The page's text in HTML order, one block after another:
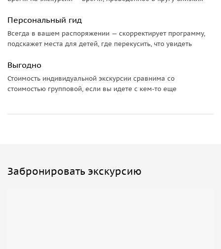
Важно знать:
Мы можем забрать гостей из любого удобного места —
или Варненской области.
В стоимость экскурсии включено:
• трансфер,
Персональный гид
Всегда в вашем распоряжении — скорректирует программу,
подскажет места для детей, где перекусить, что увидеть
Выгодно
Стоимость индивидуальной экскурсии сравнима со
стоимостью групповой, если вы идете с кем-то еще
Забронировать экскурсию